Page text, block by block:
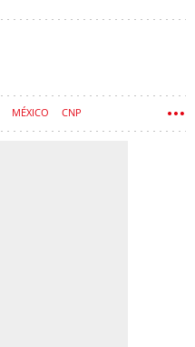
MÉXICO CNP